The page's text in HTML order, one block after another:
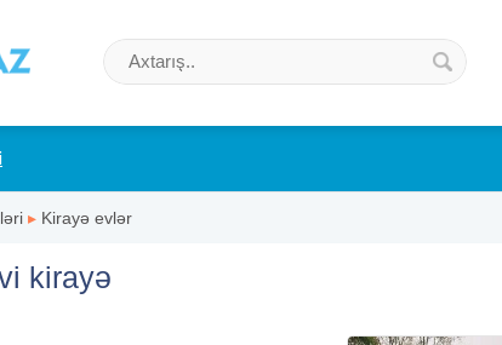
▸ Kirayə evlər
kirayə